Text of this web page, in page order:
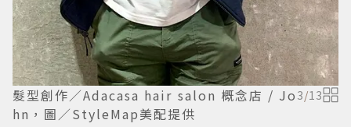
髮型創作／Adacasa hair salon 概念店 / Jo
hn，圖／StyleMap美配提供
3/13